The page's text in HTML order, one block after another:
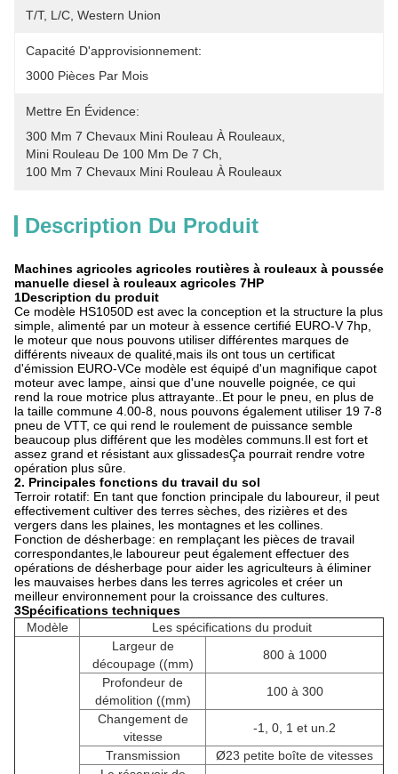
T/T, L/C, Western Union
Capacité D'approvisionnement:
3000 Pièces Par Mois
Mettre En Évidence:
300 Mm 7 Chevaux Mini Rouleau À Rouleaux
Mini Rouleau De 100 Mm De 7 Ch
100 Mm 7 Chevaux Mini Rouleau À Rouleaux
Description Du Produit
Machines agricoles agricoles routières à rouleaux à poussée
manuelle diesel à rouleaux agricoles 7HP
1Description du produit
Ce modèle HS1050D est avec la conception et la structure la plus
simple, alimenté par un moteur à essence certifié EURO-V 7hp,
le moteur que nous pouvons utiliser différentes marques de
différents niveaux de qualité,mais ils ont tous un certificat
d'émission EURO-VCe modèle est équipé d'un magnifique capot
moteur avec lampe, ainsi que d'une nouvelle poignée, ce qui
rend la roue motrice plus attrayante..Et pour le pneu, en plus de
la taille commune 4.00-8, nous pouvons également utiliser 19 7-8
pneu de VTT, ce qui rend le roulement de puissance semble
beaucoup plus différent que les modèles communs.Il est fort et
assez grand et résistant aux glissadesÇa pourrait rendre votre
opération plus sûre.
2. Principales fonctions du travail du sol
Terroir rotatif: En tant que fonction principale du laboureur, il peut
effectivement cultiver des terres sèches, des rizières et des
vergers dans les plaines, les montagnes et les collines.
Fonction de désherbage: en remplaçant les pièces de travail
correspondantes,le laboureur peut également effectuer des
opérations de désherbage pour aider les agriculteurs à éliminer
les mauvaises herbes dans les terres agricoles et créer un
meilleur environnement pour la croissance des cultures.
3Spécifications techniques
Modèle
Les spécifications du produit
Largeur de
découpage ((mm)
800 à 1000
Profondeur de
démolition ((mm)
100 à 300
Changement de
vitesse
-1, 0, 1 et un.2
Transmission
Ø23 petite boîte de vitesses